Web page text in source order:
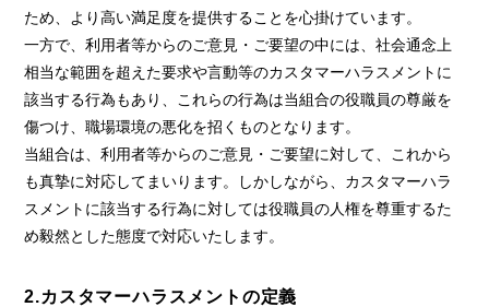
ため、より高い満足度を提供することを心掛けています。
一方で、利用者等からのご意見・ご要望の中には、社会通念上
相当な範囲を超えた要求や言動等のカスタマーハラスメントに
該当する行為もあり、これらの行為は当組合の役職員の尊厳を
傷つけ、職場環境の悪化を招くものとなります。
当組合は、利用者等からのご意見・ご要望に対して、これから
も真摯に対応してまいります。しかしながら、カスタマーハラ
スメントに該当する行為に対しては役職員の人権を尊重するた
め毅然とした態度で対応いたします。
2.カスタマーハラスメントの定義